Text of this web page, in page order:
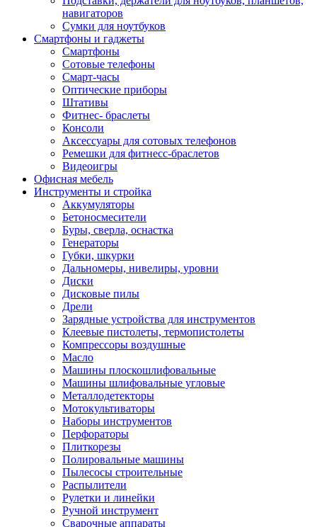
навигаторов
Сумки для ноутбуков
Смартфоны и гаджеты
Смартфоны
Сотовые телефоны
Смарт-часы
Оптические приборы
Штативы
Фитнес- браслеты
Консоли
Аксессуары для сотовых телефонов
Ремешки для фитнесс-браслетов
Видеоигры
Офисная мебель
Инструменты и стройка
Аккумуляторы
Бетоносмесители
Буры, сверла, оснастка
Генераторы
Губки, шкурки
Дальномеры, нивелиры, уровни
Диски
Дисковые пилы
Дрели
Зарядные устройства для инструментов
Клеевые пистолеты, термопистолеты
Компрессоры воздушные
Масло
Машины плоскошлифовальные
Машины шлифовальные угловые
Металлодетекторы
Мотокультиваторы
Наборы инструментов
Перфораторы
Плиткорезы
Полировальные машины
Пылесосы строительные
Распылители
Рулетки и линейки
Ручной инструмент
Сварочные аппараты